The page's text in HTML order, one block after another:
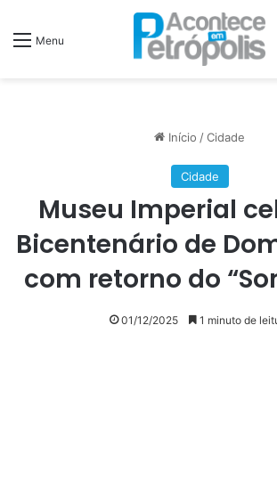
Menu
Início /Cidade
Cidade
Museu Imperial
Bicentenário de
com retorno do
01/12/2025 1 minuto de